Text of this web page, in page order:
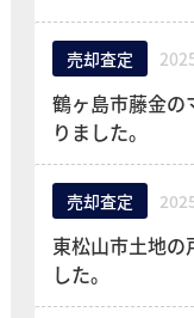
売却査定
鶴ヶ島市藤金の
りました。
売却査定
東松山市土地の
した。